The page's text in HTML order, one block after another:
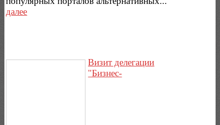
далее
Визит делегации
"Бизнес-